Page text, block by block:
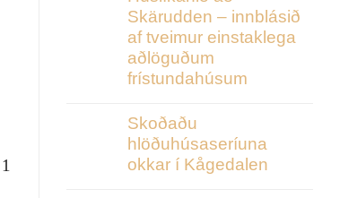
Skärudden – innblásið
af tveimur einstaklega
aðlöguðum
frístundahúsum
Skoðaðu
hlöðuhúsaseríuna
okkar í Kågedalen